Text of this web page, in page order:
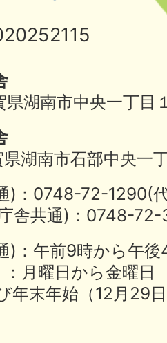
湖南市中央一丁目
湖南市石部中央一
)：0748-72-
舎共通)：0748-
)：午前9時から午
月曜日から金曜日
年末年始（12月29